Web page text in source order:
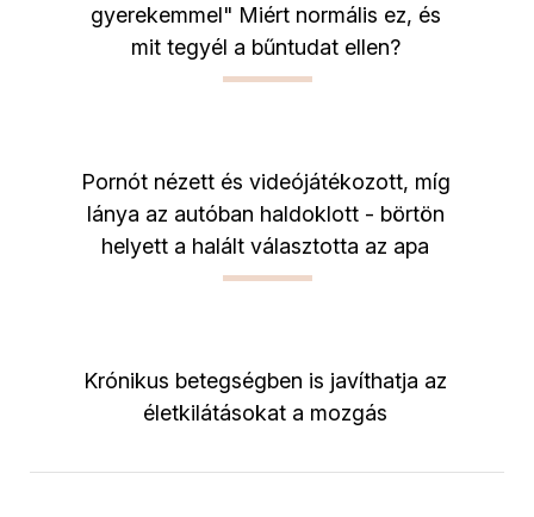
gyerekemmel" Miért normális ez, és
mit tegyél a bűntudat ellen?
Pornót nézett és videójátékozott, míg
lánya az autóban haldoklott - börtön
helyett a halált választotta az apa
Krónikus betegségben is javíthatja az
életkilátásokat a mozgás